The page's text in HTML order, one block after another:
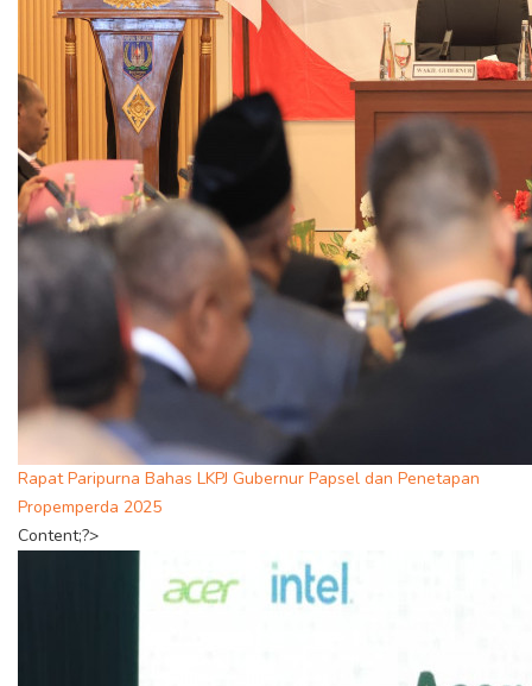
Rapat Paripurna Bahas LKPJ Gubernur Papsel dan Penetapan
Propemperda 2025
Content;?>